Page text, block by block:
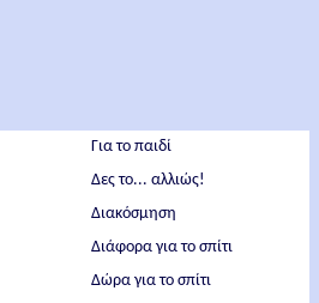
Για το παιδί
Δες το... αλλιώς!
Διακόσμηση
Διάφορα για το σπίτι
Δώρα για το σπίτι